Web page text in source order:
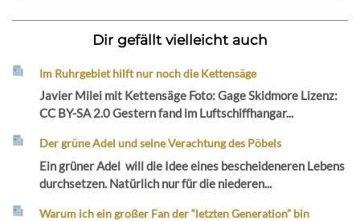
Dir gefällt vielleicht auch
Im Ruhrgebiet hilft nur noch die Kettensäge
Javier Milei mit Kettensäge Foto: Gage Skidmore Lizenz:
CC BY-SA 2.0 Gestern fand im Luftschiffhangar...
Der grüne Adel und seine Verachtung des Pöbels
Ein grüner Adel will die Idee eines bescheideneren Lebens
durchsetzen. Natürlich nur für die niederen...
Warum ich ein großer Fan der “letzten Generation” bin